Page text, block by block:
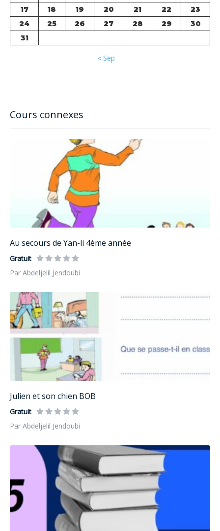
Cours connexes
Au secours de Yan-li 4ème année
Gratuit
Par Abdeljelil Jendoubi
Julien et son chien BOB
Gratuit
Par Abdeljelil Jendoubi
17
18 19 20 21 22
23
24
25 26 27 28 29
30
31
« Sep